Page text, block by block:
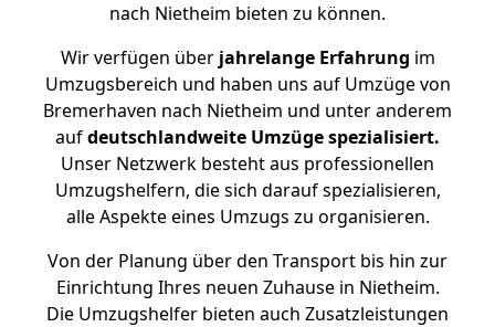
nach Nietheim bieten zu können.
Wir verfügen überjahrelange Erfahrung im
Umzugsbereich und haben uns auf Umzüge von
Bremerhaven nach Nietheim und unter anderem
aufdeutschlandweite Umzüge spezialisiert.
Unser Netzwerk besteht aus professionellen
Umzugshelfern, die sich darauf spezialisieren,
alle Aspekte eines Umzugs zu organisieren.
Von der Planung über den Transport bis hin zur
Einrichtung Ihres neuen Zuhause in Nietheim.
Die Umzugshelfer bieten auch Zusatzleistungen